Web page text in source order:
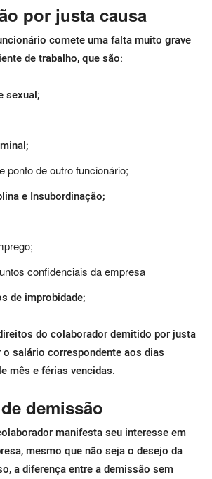
por justa causa
comete uma falta muito grave
de trabalho, que são:
sexual;
ponto de outro funcionário;
e Insubordinação;
confidenciais da empresa
de improbidade;
do colaborador demitido por justa
o salário correspondente aos dias
mês e férias vencidas.
demissão
manifesta seu interesse em
mesmo que não seja o desejo da
a diferença entre a demissão sem